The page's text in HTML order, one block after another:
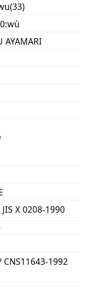
AYAMARI
X 0208-1990
CNS11643-1992